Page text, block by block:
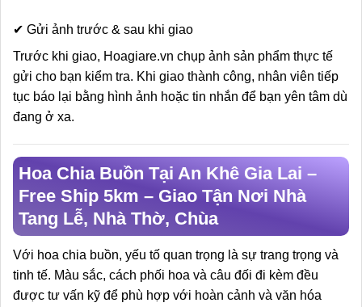
✔ Gửi ảnh trước & sau khi giao
Trước khi giao, Hoagiare.vn chụp ảnh sản phẩm thực tế
gửi cho bạn kiểm tra. Khi giao thành công, nhân viên tiếp
tục báo lại bằng hình ảnh hoặc tin nhắn để bạn yên tâm dù
đang ở xa.
Hoa Chia Buồn Tại An Khê Gia Lai –
Free Ship 5km – Giao Tận Nơi Nhà
Tang Lễ, Nhà Thờ, Chùa
Với hoa chia buồn, yếu tố quan trọng là sự trang trọng và
tinh tế. Màu sắc, cách phối hoa và câu đối đi kèm đều
được tư vấn kỹ để phù hợp với hoàn cảnh và văn hóa